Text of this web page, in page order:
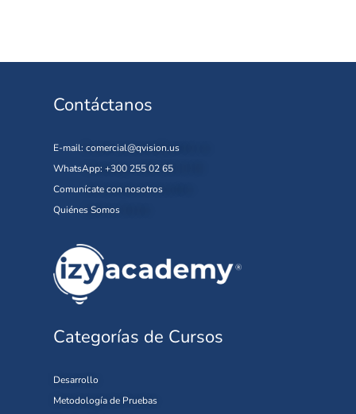
Contáctanos
E-mail: comercial@qvision.us
WhatsApp: +300 255 02 65
Comunícate con nosotros
Quiénes Somos
Categorías de Cursos
Desarrollo
Metodología de Pruebas